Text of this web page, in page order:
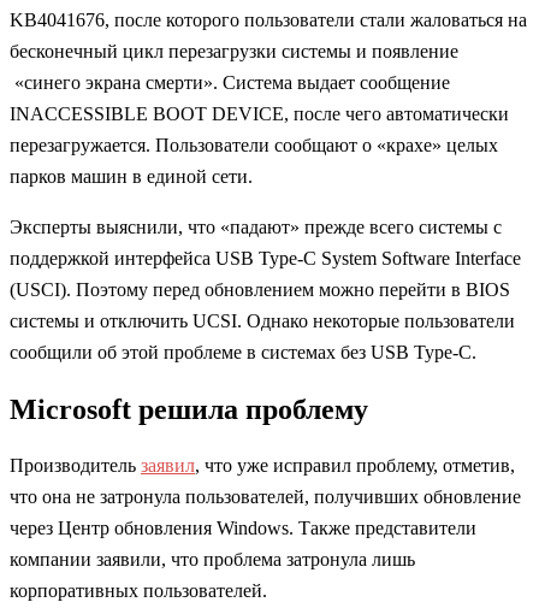
KB4041676, после которого пользователи стали жаловаться на
бесконечный цикл перезагрузки системы и появление
«синего экрана смерти». Система выдает сообщение
INACCESSIBLE BOOT DEVICE, после чего автоматически
перезагружается. Пользователи сообщают о «крахе» целых
парков машин в единой сети.
Эксперты выяснили, что «падают» прежде всего системы с
поддержкой интерфейса USB Type-C System Software Interface
(USCI). Поэтому перед обновлением можно перейти в BIOS
системы и отключить UCSI. Однако некоторые пользователи
сообщили об этой проблеме в системах без USB Type-C.
Microsoft решила проблему
Производитель заявил, что уже исправил проблему, отметив,
что она не затронула пользователей, получивших обновление
через Центр обновления Windows. Также представители
компании заявили, что проблема затронула лишь
корпоративных пользователей.